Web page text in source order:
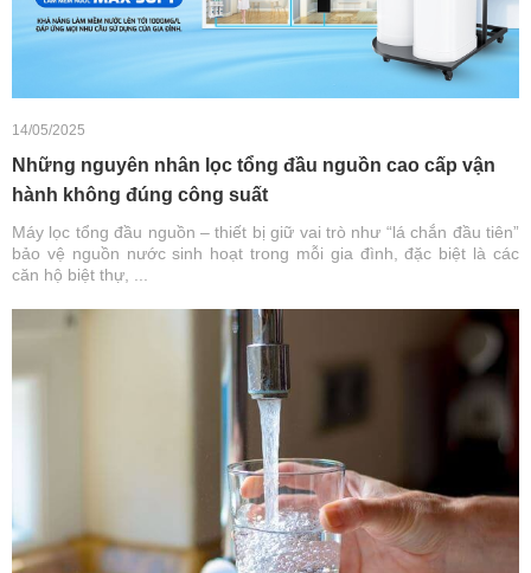
14/05/2025
Những nguyên nhân lọc tổng đầu nguồn cao cấp vận
hành không đúng công suất
Máy lọc tổng đầu nguồn – thiết bị giữ vai trò như “lá chắn đầu tiên”
bảo vệ nguồn nước sinh hoạt trong mỗi gia đình, đặc biệt là các
căn hộ biệt thự, ...